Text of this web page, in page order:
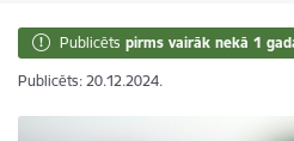
Publicēts pirms vairāk nekā 1
Publicēts: 20.12.2024.